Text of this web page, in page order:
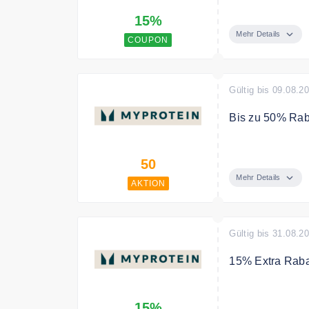
15%
COUPON
Bedingungen
Mehr Details
50
AKTION
Gültig bis
Bis zu 50%
Mehr Details
Gültig bis
15% Extra